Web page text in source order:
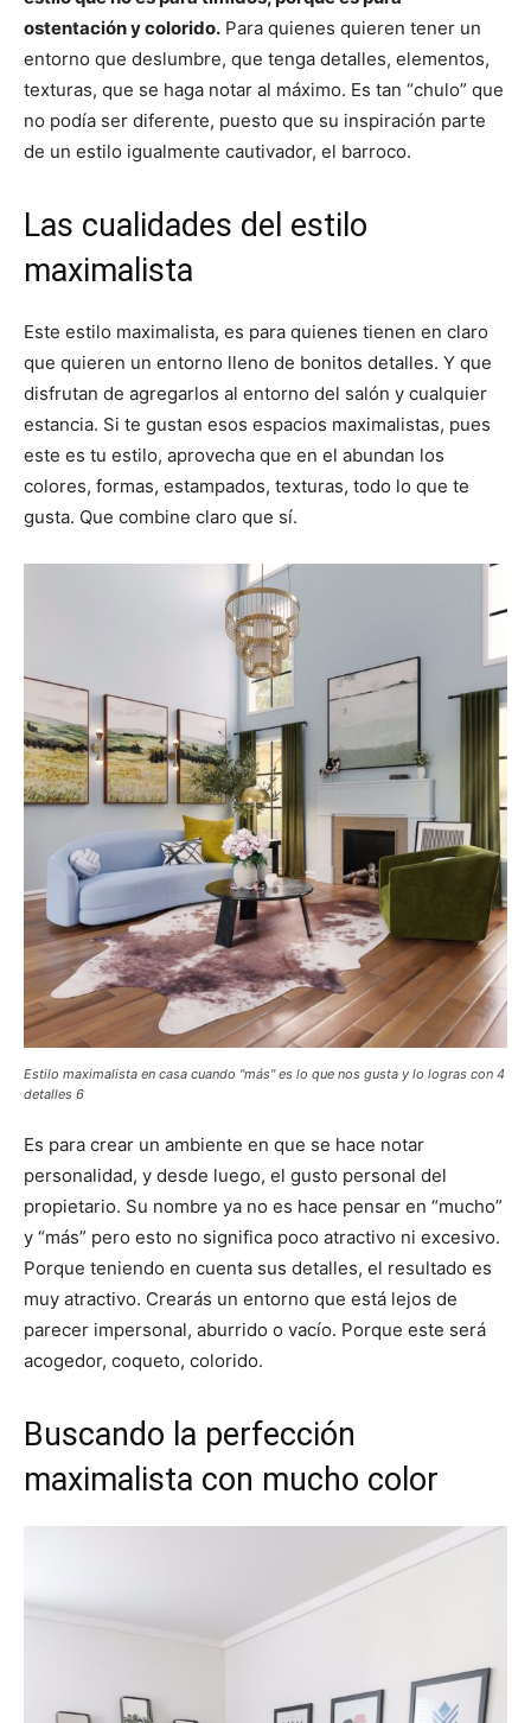
i
r
e
n
e
r
)
i
r
e
n
k i
r
e
n
s
t
i
r
e
n
r
e
n
ostentación y colorido. Para quienes quieren tener un
entorno que deslumbre, que tenga detalles, elementos,
texturas, que se haga notar al máximo. Es tan “chulo” que
no podía ser diferente, puesto que su inspiración parte
de un estilo igualmente cautivador, el barroco.
Las cualidades del estilo
maximalista
Este estilo maximalista, es para quienes tienen en claro
que quieren un entorno lleno de bonitos detalles. Y que
disfrutan de agregarlos al entorno del salón y cualquier
estancia. Si te gustan esos espacios maximalistas, pues
este es tu estilo, aprovecha que en el abundan los
colores, formas, estampados, texturas, todo lo que te
gusta. Que combine claro que sí.
Estilo maximalista en casa cuando "más" es lo que nos gusta y lo logras con 4
detalles 6
Es para crear un ambiente en que se hace notar
personalidad, y desde luego, el gusto personal del
propietario. Su nombre ya no es hace pensar en “mucho”
y “más” pero esto no significa poco atractivo ni excesivo.
Porque teniendo en cuenta sus detalles, el resultado es
muy atractivo. Crearás un entorno que está lejos de
parecer impersonal, aburrido o vacío. Porque este será
acogedor, coqueto, colorido.
Buscando la perfección
maximalista con mucho color